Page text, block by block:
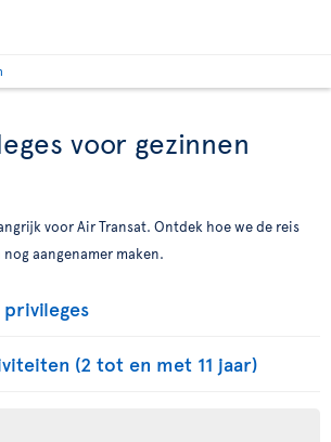
voor gezinnen
voor Air Transat. Ontdek hoe we de reis
aangenamer maken.
privileges
(2 tot en met 11 jaar)